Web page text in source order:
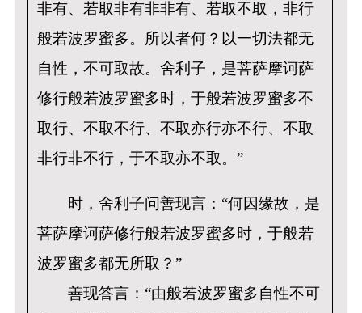
非有、若取非有非非有、若取不取，非行
般若波罗蜜多。所以者何？以一切法都无
自性，不可取故。舍利子，是菩萨摩诃萨
修行般若波罗蜜多时，于般若波罗蜜多不
取行、不取不行、不取亦行亦不行、不取
非行非不行，于不取亦不取。”
时，舍利子问善现言：“何因缘故，是
菩萨摩诃萨修行般若波罗蜜多时，于般若
波罗蜜多都无所取？”
善现答言：“由般若波罗蜜多自性不可